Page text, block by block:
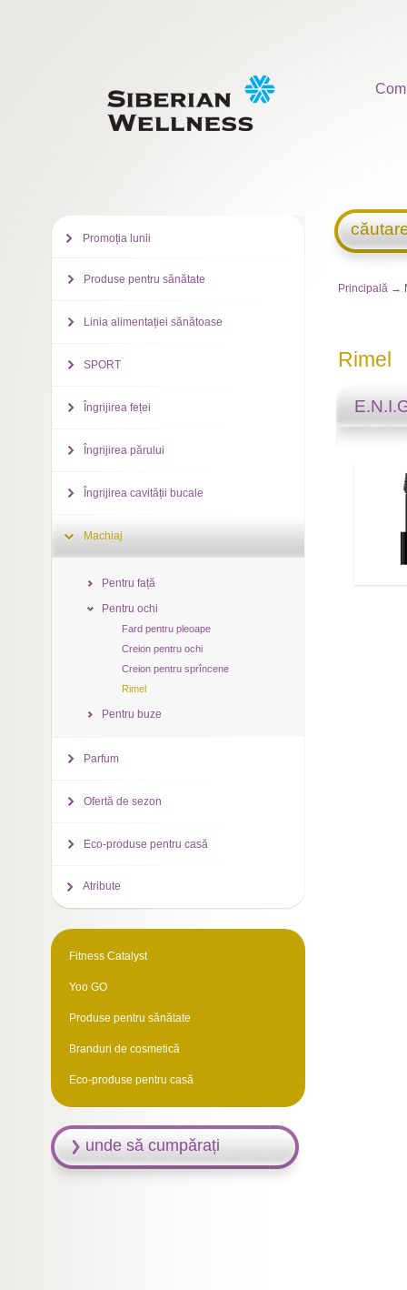
Principală →
Rimel
Promoția lunii
Produse pentru sănătate
Linia alimentației sănătoase
SPORT
Îngrijirea feței
Îngrijirea părului
Îngrijirea cavității bucale
Machiaj
Pentru față
Pentru ochi
Fard pentru pleoape
Creion pentru ochi
Creion pentru sprîncene
Rimel
Pentru buze
Parfum
Ofertă de sezon
Eco-produse pentru casă
Atribute
Fitness Catalyst
Yoo GO
Produse pentru sănătate
Branduri de cosmetică
Eco-produse pentru casă
unde să cumpărați